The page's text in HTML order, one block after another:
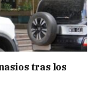
tras los